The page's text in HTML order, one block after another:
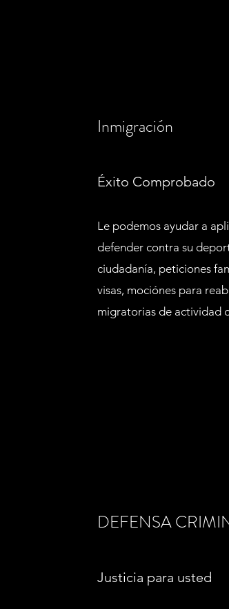
Inmigración
Éxito Comprobado
Le podemos ayudar a
defender contra su
ciudadanía, peticiones
visas, mociónes para
migratorias de actividad
DEFENSA
Justicia para usted